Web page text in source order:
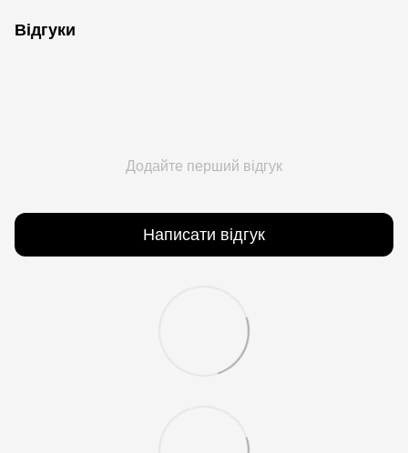
Відгуки
Додайте перший відгук
Написати відгук